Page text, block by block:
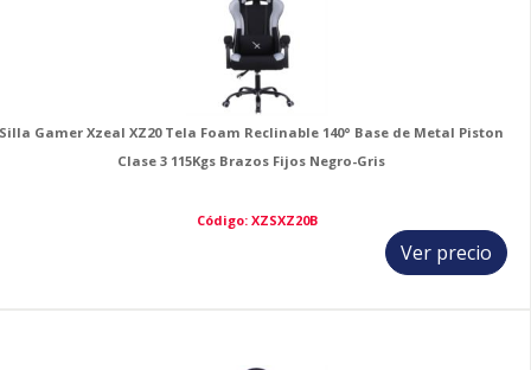
Gamer Xzeal XZ20 Tela Foam Reclinable 140° Base de Metal Piston
Clase 3 115Kgs Brazos Fijos Negro-Gris
Código: XZSXZ20B
Ver precio